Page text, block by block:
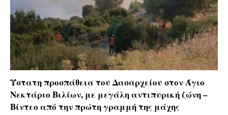
Ύστατη προσπάθεια του Δασαρχείου στον Άγιο
Νεκτάριο Βιλίων, με μεγάλη αντιπυρική ζώνη –
Βίντεο από την πρώτη γραμμή της μάχης